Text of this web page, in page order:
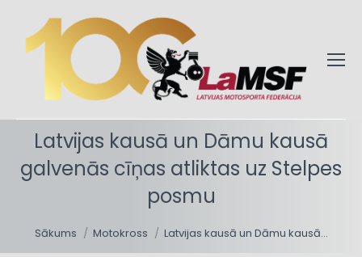
Latvijas kausā un Dāmu kausā
galvenās cīņas atliktas uz Stelpes
posmu
Sākums Motokross Latvijas kausā un Dāmu kausā…